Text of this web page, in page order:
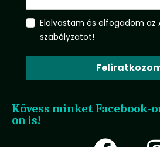
Elolvastam és elfogadom az
szabályzatot!
Kövess minket Facebook-
on is!